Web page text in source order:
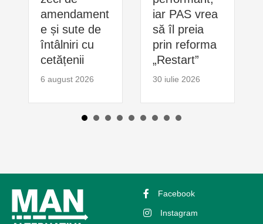
amendament
e și sute de
întâlniri cu
cetățenii
6 august 2026
iar PAS vrea
să îl preia
prin reforma
„Restart”
30 iulie 2026
Facebook
Instagram